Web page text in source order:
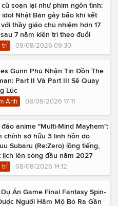
cũ soạn lại như phim ngôn tình:
idol Nhật Bản gây bão khi kết
thầy giáo chủ nhiệm hơn 17
7 năm kiên trì theo đuổi
trí 09/08/2026 09:30
Gunn Phủ Nhận Tin Đồn The
Part II Và Part III Sẽ Quay
Lúc
Ảnh 08/08/2026 17:11
anime "Multi-Mind Mayhem":
chính sở hữu 3 linh hồn do
Subaru (Re:Zero) lồng tiếng,
lịch lên sóng đầu năm 2027
trí 08/08/2026 14:12
Án Game Final Fantasy Spin-
Người Hâm Mộ Bỏ Ra Gần